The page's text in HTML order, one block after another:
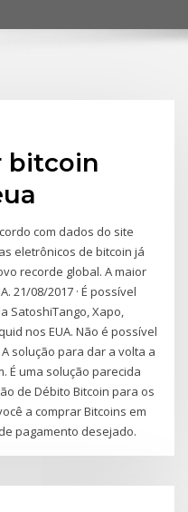
bitcoin
com dados do site
eletrônicos de bitcoin já
recorde global. A maior
21/08/2017 · É possível
SatoshiTango, Xapo,
nos EUA. Não é possível
solução para dar a volta a
É uma solução parecida
de Débito Bitcoin para os
a comprar Bitcoins em
pagamento desejado.